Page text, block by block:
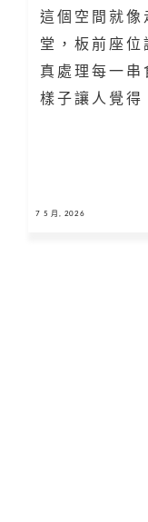
這個空間就像
堂，板前座位
真處理每一串
樣子讓人覺得
7 5 月, 2026